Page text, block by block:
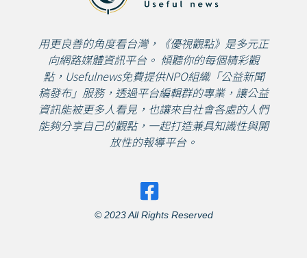
用更良善的角度看台灣，《優視觀點》是多元正
向網路媒體資訊平台。 傾聽你的每個精彩觀
點，Usefulnews免費提供NPO組織「公益新聞
稿發布」服務，透過平台編輯群的專業，讓公益
資訊能被更多人看見，也讓來自社會各處的人們
能夠分享自己的觀點，一起打造兼具知識性與開
放性的報導平台。
© 2023 All Rights Reserved